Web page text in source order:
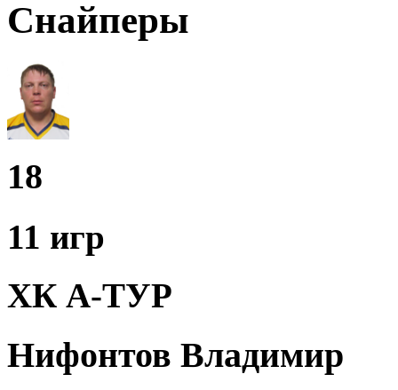
Снайперы
18
11 игр
ХК А-ТУР
Нифонтов Владимир